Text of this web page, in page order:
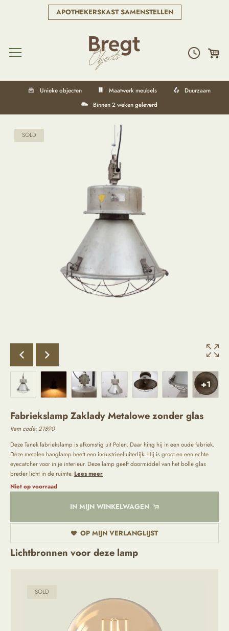
APOTHEKERSKAST SAMENSTELLEN
Unieke objecten Maatwerk meubels
Duurzaam
Binnen 2 weken geleverd
SOLD
+1
Fabriekslamp Zaklady Metalowe zonder glas
Item code: 21890
Deze Tanek fabriekslamp is afkomstig uit Polen. Daar hing hij in een oude fabriek.
Deze metalen hanglamp heeft een industrieel uiterlijk. Hij is groot en een echte
eyecatcher voor in je interieur. Deze lamp geeft doormiddel van het bolle glas
breder licht in de ruimte.Lees meer
Niet op voorraad
IN MIJN WINKELWAGEN
OP MIJN VERLANGLIJST
Lichtbronnen voor deze lamp
SOLD